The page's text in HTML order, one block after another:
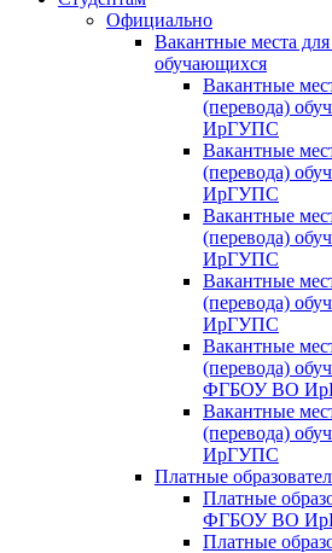
Официально
Вакантные места
обучающихся
Вакантные
(перевода)
ИрГУПС
Вакантные
(перевода)
ИрГУПС
Вакантные
(перевода)
ИрГУПС
Вакантные
(перевода)
ИрГУПС
Вакантные
(перевода)
ФГБОУ ВО
Вакантные
(перевода)
ИрГУПС
Платные
Платные
ФГБОУ ВО
Платные